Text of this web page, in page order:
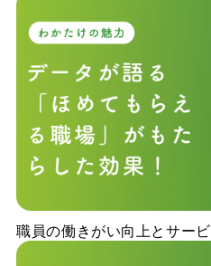
職員の働きがい向上とサー